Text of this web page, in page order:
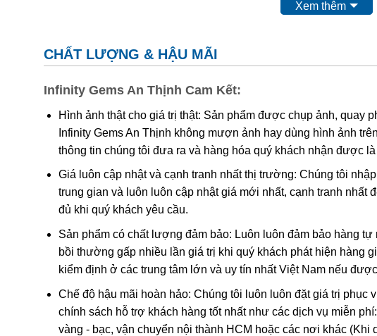
cơ.Thyocyanat sắt IIIđược cho là có mặt trong ametit và
Các công trình gần đây cho thấy màu của ametit là do có lẫn tạp
tương tác phức tạp của sắt vànhôm sẽ tạo nên màu.
Khi nung nóng ametit thường chuyển thành màu vàng , và hầu hết
được coi đơn giản chỉ là “ametit được gia nhiệt”. Thạch anh
Ametit tổng hợp rất giống với ametit chất lượng cao. Các đặc
nhiên nên rất khó phân biệt một cách chính xác trừ khi dùng
nghiệm dựa trên quy luật sinh đôi tên “Brazil law twinning” (một
thạch anh phải và trái được liên kết tạo thành một tinh thể duy nhất
dễ dàng hơn. Tuy nhiên về mặc lý thuyết, người ta có thể tạo ra
Xem thêm
CHẤT LƯỢNG & HẬU MÃI
Infinity Gems An Thịnh Cam Kết:
Hình ảnh thật cho giá trị thật: Sản phẩm được chụp ảnh, quay
Infinity Gems An Thịnh không mượn ảnh hay dùng hình ảnh
thông tin chúng tôi đưa ra và hàng hóa quý khách nhận được
Giá luôn cập nhật và cạnh tranh nhất thị trường: Chúng tôi
trung gian và luôn luôn cập nhật giá mới nhất, cạnh tranh nhất
đủ khi quý khách yêu cầu.
Sản phẩm có chất lượng đảm bảo: Luôn luôn đảm bảo hàng
bồi thường gấp nhiều lần giá trị khi quý khách phát hiện hàng
kiểm định ở các trung tâm lớn và uy tín nhất Việt Nam nếu
Chế độ hậu mãi hoàn hảo: Chúng tôi luôn luôn đặt giá trị phục
chính sách hỗ trợ khách hàng tốt nhất như các dịch vụ miễn
vàng - bạc, vận chuyển nội thành HCM hoặc các nơi khác (Khi